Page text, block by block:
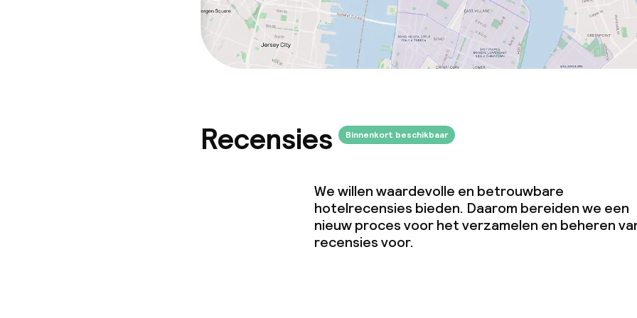
Recensies Binnenkort beschikbaar
We willen waardevolle en betrouwbare
hotelrecensies bieden. Daarom bereiden we een
nieuw proces voor het verzamelen en beheren
recensies voor.